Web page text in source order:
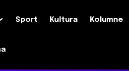
Sport Kultura Kolumne